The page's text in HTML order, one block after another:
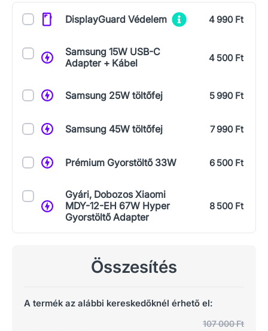
KiegészítőkDisplayGuard Védelem 4 990 Ft
Samsung 15W USB-C
Adapter + Kábel
4 500 Ft
Samsung 25W töltőfej 5 990 Ft
Samsung 45W töltőfej 7 990 Ft
Prémium Gyorstöltő 33W 6 500 Ft
Gyári, Dobozos Xiaomi
MDY-12-EH 67W Hyper
Gyorstöltő Adapter
8 500 Ft
Összesítés
A termék az alábbi kereskedőknél érhető el:
107 000 Ft